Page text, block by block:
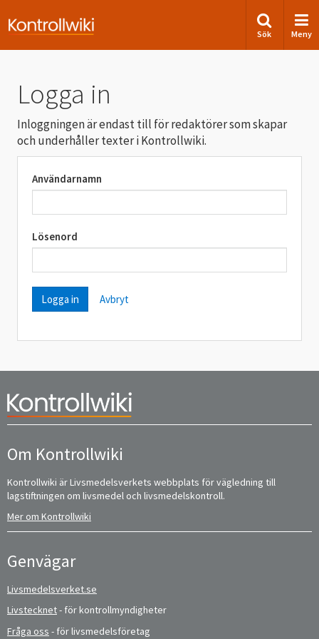
Sök Meny
Logga in
Inloggningen är endast till för redaktörer som skapar
och underhåller texter i Kontrollwiki.
Användarnamn
Lösenord
Avbryt
Om Kontrollwiki
Kontrollwiki är Livsmedelsverkets webbplats för vägledning till
lagstiftningen om livsmedel och livsmedelskontroll.
Mer om Kontrollwiki
Genvägar
Livsmedelsverket.se
Livstecknet- för kontrollmyndigheter
Fråga oss - för livsmedelsföretag